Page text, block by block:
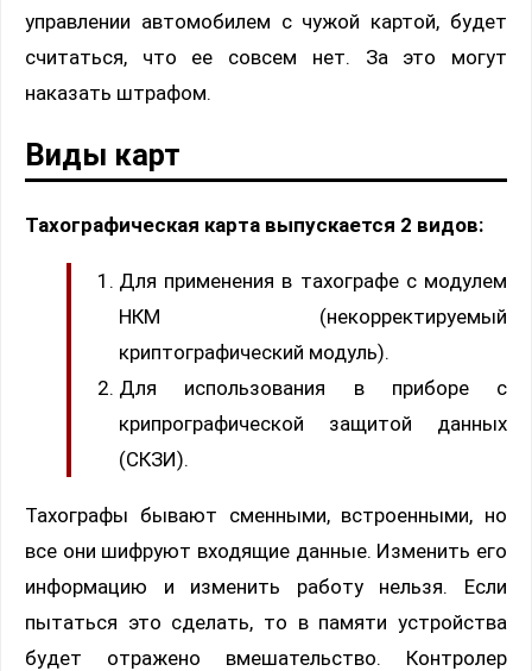
управлении автомобилем с чужой картой, будет
считаться, что ее совсем нет. За это могут
наказать штрафом.
Виды карт
Тахографическая карта выпускается 2 видов:
Для применения в тахографе с модулем
НКМ (некорректируемый
криптографический модуль).
Для использования в приборе с
крипрографической защитой данных
(СКЗИ).
Тахографы бывают сменными, встроенными, но
все они шифруют входящие данные. Изменить его
информацию и изменить работу нельзя. Если
пытаться это сделать, то в памяти устройства
будет отражено вмешательство. Контролер